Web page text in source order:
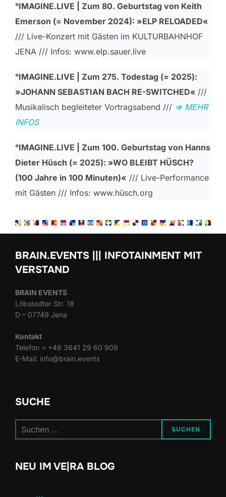
°IMAGINE.LIVE | Zum 80. Geburtstag von Keith
Emerson (= November 2024): »ELP RELOADED«
/// Live-Konzert mit Gästen im KULTURBAHNHOF
JENA /// Infos: www.elp.sauer.live
°IMAGINE.LIVE | Zum 275. Todestag (= 2025):
»JOHANN SEBASTIAN BACH RE-SWITCHED« ///
Musikalisch begleiteter Vortragsabend /// => MEHR
INFOS
°IMAGINE.LIVE | Zum 100. Geburtstag von Hanns
Dieter Hüsch (= 2025): »WO BLEIBT HÜSCH?
(100 Jahre in 100 Minuten)« /// Live-Performance
mit Gästen /// Infos: www.hüsch.org
BRAIN.EVENTS ||| INFOTAINMENT MIT
VERSTAND
BRAIN EVENTS
Löbstedter Str. 18
D – 07749 Jena
Kontakt
Telefon = +49 3641 29 60 909
E-Mail: info@brain.events
SUCHE
Suchen
SUCHEN
NEU IM VE|RA BLOG